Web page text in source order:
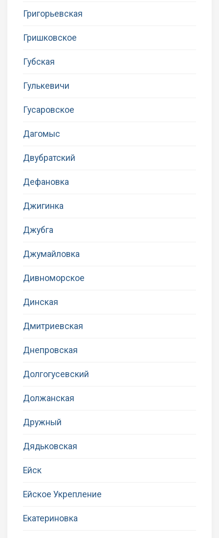
Григорьевская
Гришковское
Губская
Гулькевичи
Гусаровское
Дагомыс
Двубратский
Дефановка
Джигинка
Джубга
Джумайловка
Дивноморское
Динская
Дмитриевская
Днепровская
Долгогусевский
Должанская
Дружный
Дядьковская
Ейск
Ейское Укрепление
Екатериновка